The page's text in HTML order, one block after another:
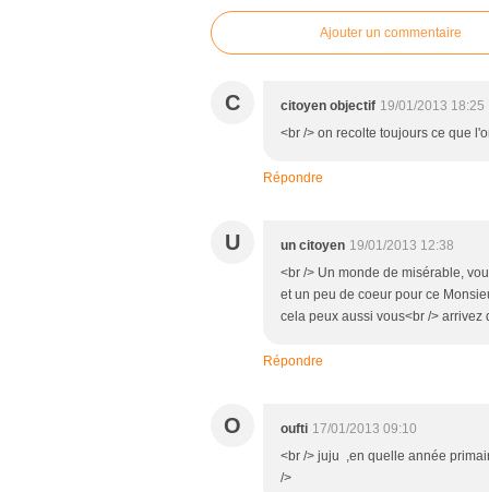
Ajouter un commentaire
C citoyen objectif 19/01/2013 18:25
<br /> on recolte toujours ce que
Répondre
U un citoyen 19/01/2013 12:38
<br /> Un monde de misérable,
et un peu de coeur pour ce
cela peux aussi vous<br /> arrivez
Répondre
O oufti 17/01/2013 09:10
<br /> juju ,en quelle année
/>